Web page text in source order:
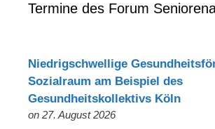
Termine des Forum
Niedrigschwellige
Sozialraum am Beispiel des
Gesundheitskollektivs Köln
on 27. August 2026